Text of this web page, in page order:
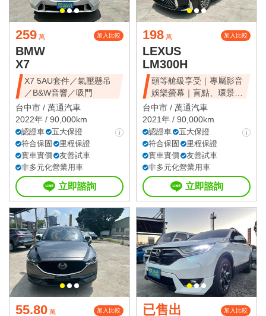
259 萬 加入比較
BMW
X7
X7 5AU套件／氣壓懸吊
／B&W音響／吸門
台中市 / 萬通汽車
2022年 / 90,000km
認證車
五大保證
符合保固
里程保證
實車實價
友善試車
非多元化營業用車
立即諮詢
198 萬 加入比較
LEXUS
LM300H
頭等艙級享受｜專屬影音
娛樂螢幕｜盲點、環景、
雙電滑門、雙天窗
台中市 / 萬通汽車
2021年 / 90,000km
認證車
五大保證
符合保固
里程保證
實車實價
友善試車
非多元化營業用車
立即諮詢
55.80 萬 加入比較 已售出 加入比較